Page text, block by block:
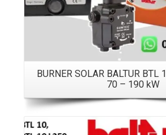
BURNER SOLAR BALTUR BTL
70 – 190 kW